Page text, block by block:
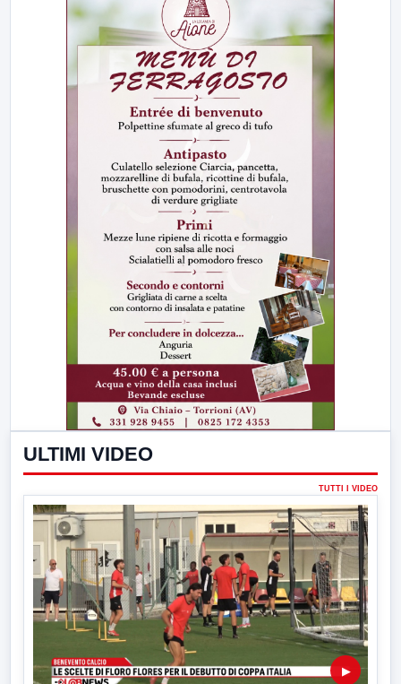
ULTIMI VIDEO
TUTTI I VIDEO
▶